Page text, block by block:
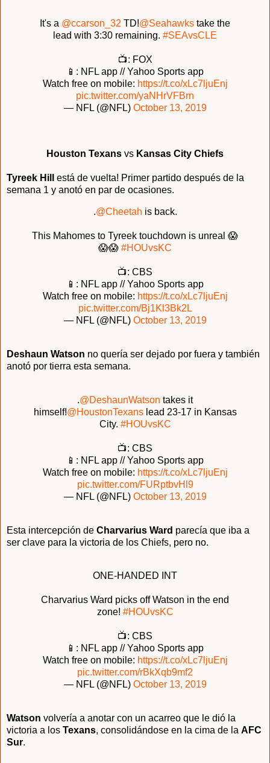
It's a @ccarson_32 TD!@Seahawks take the
lead with 3:30 remaining. #SEAvsCLE
📺: FOX
📱: NFL app // Yahoo Sports app
Watch free on mobile: https://t.co/xLc7ljuEnj
pic.twitter.com/yaNHrVFBrn
— NFL (@NFL) October 13, 2019
Houston Texans vs Kansas City Chiefs
Tyreek Hill
está de vuelta! Primer partido después de la
semana 1 y anotó en par de ocasiones.
.@Cheetah is back.
This Mahomes to Tyreek touchdown is unreal 😱
😱😱 #HOUvsKC
📺: CBS
📱: NFL app // Yahoo Sports app
Watch free on mobile: https://t.co/xLc7ljuEnj
pic.twitter.com/Bj1Kl3Bk2L
— NFL (@NFL) October 13, 2019
Deshaun Watson no quería ser dejado por fuera y también
anotó por tierra esta semana.
.@DeshaunWatson takes it
himself!@HoustonTexanslead 23-17 in Kansas
City. #HOUvsKC
📺: CBS
📱: NFL app // Yahoo Sports app
Watch free on mobile: https://t.co/xLc7ljuEnj
pic.twitter.com/FURptbvHl9
— NFL (@NFL) October 13, 2019
Esta intercepción de Charvarius Ward parecía que iba a
ser clave para la victoria de los Chiefs, pero no.
ONE-HANDED INT
Charvarius Ward picks off Watson in the end
zone! #HOUvsKC
📺: CBS
📱: NFL app // Yahoo Sports app
Watch free on mobile: https://t.co/xLc7ljuEnj
pic.twitter.com/rBkXqb9mf2
— NFL (@NFL) October 13, 2019
Watson volvería a anotar con un acarreo que le dió la
victoria a los Texans, consolidándose en la cima de la AFC
Sur.